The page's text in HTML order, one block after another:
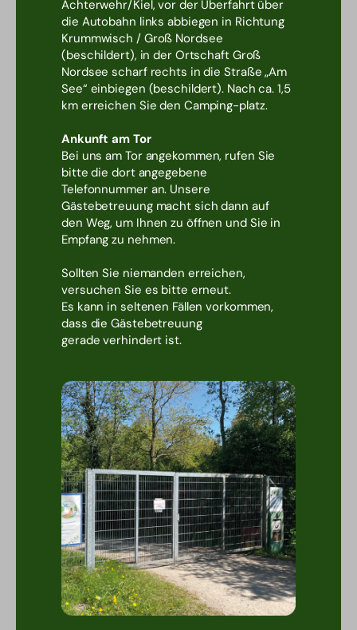
Achterwehr/Kiel, vor der Überfahrt über
die Autobahn links abbiegen in Richtung
Krummwisch / Groß Nordsee
(beschildert), in der Ortschaft Groß
Nordsee scharf rechts in die Straße „Am
See“ einbiegen (beschildert). Nach ca. 1,5
km erreichen Sie den Camping-platz.
Ankunft am Tor
Bei uns am Tor angekommen, rufen Sie
bitte die dort angegebene
Telefonnummer an. Unsere
Gästebetreuung macht sich dann auf
den Weg, um Ihnen zu öffnen und Sie in
Empfang zu nehmen.
Sollten Sie niemanden erreichen,
versuchen Sie es bitte erneut.
Es kann in seltenen Fällen vorkommen,
dass die Gästebetreuung
gerade verhindert ist.